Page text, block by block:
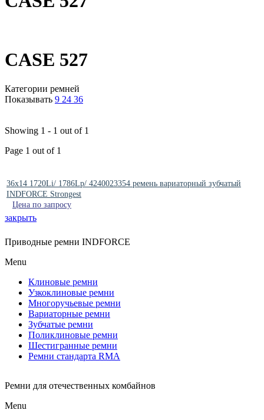
CASE 527
Категории ремней
Показывать 9 24 36
Showing 1 - 1 out of 1
Page 1 out of 1
36x14 1720Li/ 1786Lp/ 4240023354 ремень вариаторный зубчатый
INDFORCE Strongest
Цена по запросу
закрыть
Приводные ремни INDFORCE
Menu
Клиновые ремни
Узкоклиновые ремни
Многоручьевые ремни
Вариаторные ремни
Зубчатые ремни
Поликлиновые ремни
Шестигранные ремни
Ремни стандарта RMA
Ремни для отечественных комбайнов
Menu